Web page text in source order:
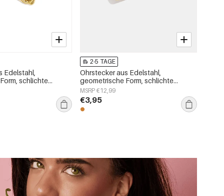
Edelstahl,
schlichte
2-5 TAGE
Ohrstecker aus Edelstahl,
geometrische Form, schlichte
Alltags-Serie, Damenschmuck
MSRP €12,99
€3,95